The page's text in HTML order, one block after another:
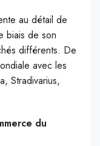
au détail de
biais de son
différents. De
avec les
Stradivarius,
du